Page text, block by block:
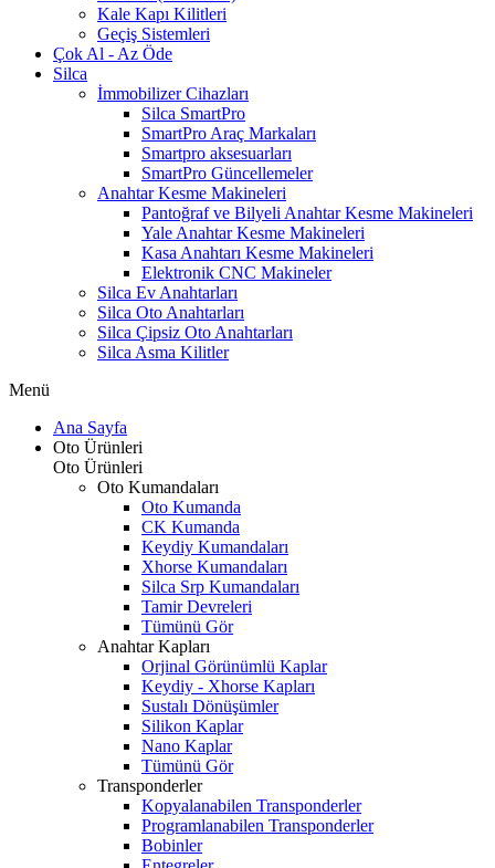
Kale Kapı Kilitleri
Geçiş Sistemleri
Çok Al - Az Öde
Silca
İmmobilizer Cihazları
Silca SmartPro
SmartPro Araç Markaları
Smartpro aksesuarları
SmartPro Güncellemeler
Anahtar Kesme Makineleri
Pantoğraf ve Bilyeli Anahtar Kesme Makineleri
Yale Anahtar Kesme Makineleri
Kasa Anahtarı Kesme Makineleri
Elektronik CNC Makineler
Silca Ev Anahtarları
Silca Oto Anahtarları
Silca Çipsiz Oto Anahtarları
Silca Asma Kilitler
Menü
Ana Sayfa
Oto Ürünleri
Oto Ürünleri
Oto Kumandaları
Oto Kumanda
CK Kumanda
Keydiy Kumandaları
Xhorse Kumandaları
Silca Srp Kumandaları
Tamir Devreleri
Tümünü Gör
Anahtar Kapları
Orjinal Görünümlü Kaplar
Keydiy - Xhorse Kapları
Sustalı Dönüşümler
Silikon Kaplar
Nano Kaplar
Tümünü Gör
Transponderler
Kopyalanabilen Transponderler
Programlanabilen Transponderler
Bobinler